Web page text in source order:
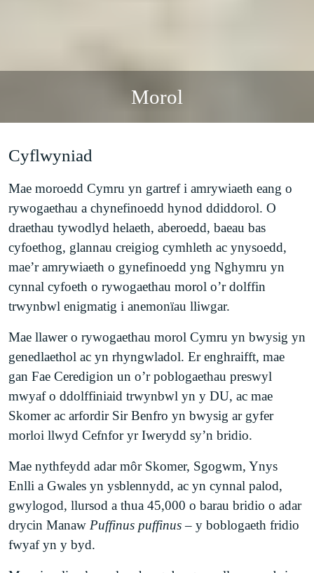
Morol
Cyflwyniad
Mae moroedd Cymru yn gartref i amrywiaeth eang o
rywogaethau a chynefinoedd hynod ddiddorol. O
draethau tywodlyd helaeth, aberoedd, baeau bas
cyfoethog, glannau creigiog cymhleth ac ynysoedd,
mae’r amrywiaeth o gynefinoedd yng Nghymru yn
cynnal cyfoeth o rywogaethau morol o’r dolffin
trwynbwl enigmatig i anemonïau lliwgar.
Mae llawer o rywogaethau morol Cymru yn bwysig yn
genedlaethol ac yn rhyngwladol. Er enghraifft, mae
gan Fae Ceredigion un o’r poblogaethau preswyl
mwyaf o ddolffiniaid trwynbwl yn y DU, ac mae
Skomer ac arfordir Sir Benfro yn bwysig ar gyfer
morloi llwyd Cefnfor yr Iwerydd sy’n bridio.
Mae nythfeydd adar môr Skomer, Sgogwm, Ynys
Enlli a Gwales yn ysblennydd, ac yn cynnal palod,
gwylogod, llursod a thua 45,000 o barau bridio o adar
drycin Manaw Puffinus puffinus– y boblogaeth fridio
fwyaf yn y byd.